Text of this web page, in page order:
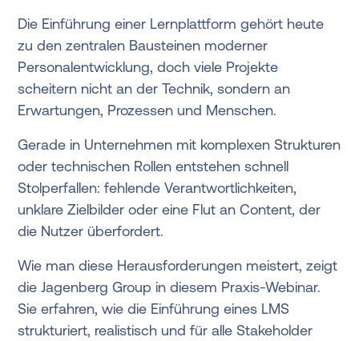
Die Einführung einer Lernplattform gehört heute
zu den zentralen Bausteinen moderner
Personalentwicklung, doch viele Projekte
scheitern nicht an der Technik, sondern an
Erwartungen, Prozessen und Menschen.
Gerade in Unternehmen mit komplexen Strukturen
oder technischen Rollen entstehen schnell
Stolperfallen: fehlende Verantwortlichkeiten,
unklare Zielbilder oder eine Flut an Content, der
die Nutzer überfordert.
Wie man diese Herausforderungen meistert, zeigt
die Jagenberg Group in diesem Praxis-Webinar.
Sie erfahren, wie die Einführung eines LMS
strukturiert, realistisch und für alle Stakeholder